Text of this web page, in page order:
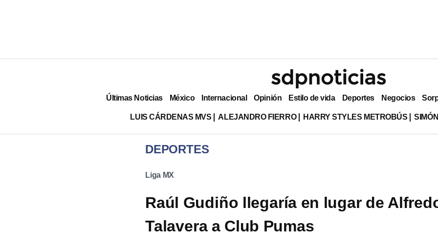
Últimas Noticias México Internacional Opinión Estilo de vida Deportes Negocios
LUIS CÁRDENAS MVS ALEJANDRO FIERRO HARRY STYLES METROBÚS
DEPORTES
Liga MX
Raúl Gudiño llegaría en lugar de
Talavera a Club Pumas